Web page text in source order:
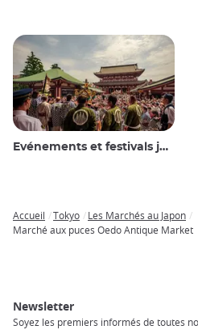
Evénements et festivals japonais
Breadcrumb
Accueil Tokyo
Les Marchés au Japon
Marché aux puces Oedo Antique Market
Newsletter
Soyez les premiers informés de toutes